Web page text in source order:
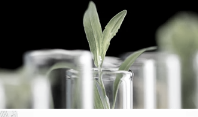
เกษตรศาสตร์ มีพื้นที่เขี
เป็นป่าในเมือง
เกษตรในเมือง (URBAN
ที่นับรวมกันได้ป